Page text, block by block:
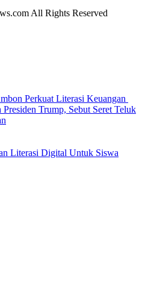
All Rights Reserved
Perkuat Literasi Keuangan
Trump, Sebut Seret Teluk
Literasi Digital Untuk Siswa